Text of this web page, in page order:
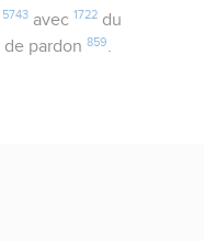
5743avec 1722du
de pardon859.